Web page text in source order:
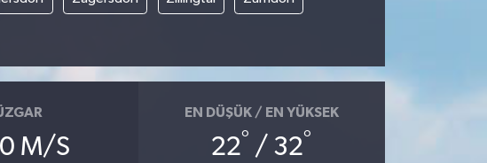
M/S
EN DÜŞÜK / EN YÜKSEK
22° / 32°